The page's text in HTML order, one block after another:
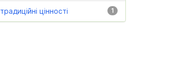
1
традиційні цінності